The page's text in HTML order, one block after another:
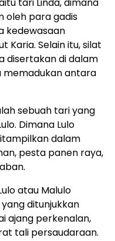
oleh para gadis
kedewasaan
Karia. Selain itu, silat
disertakan di dalam
memadukan antara
sebuah tari yang
Dimana Lulo
dalam
pesta panen raya,
atau Malulo
ditunjukkan
ajang perkenalan,
tali persaudaraan.